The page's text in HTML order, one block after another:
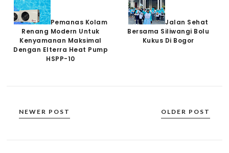
Pemanas Kolam
Renang Modern Untuk
Kenyamanan Maksimal
Dengan Elterra Heat Pump
HSPP-10
Jalan Sehat
Bersama Siliwangi Bolu
Kukus Di Bogor
NEWER POST OLDER POST